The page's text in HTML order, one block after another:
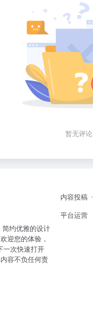
暂无评
简约优雅的设计
迎您的体验，
一次快速打开
容不负任何责
内容投稿
平台运营